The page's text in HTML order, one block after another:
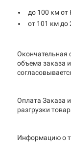
до 100 км от
от 101 км до
Окончательная
объема заказа
Оплата Заказа
разгрузки
Информацию о